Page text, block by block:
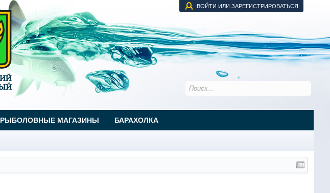
ВОЙТИ ИЛИ ЗАРЕГИСТРИРОВАТЬСЯ
РЫБОЛОВНЫЕ МАГАЗИНЫ БАРАХОЛКА